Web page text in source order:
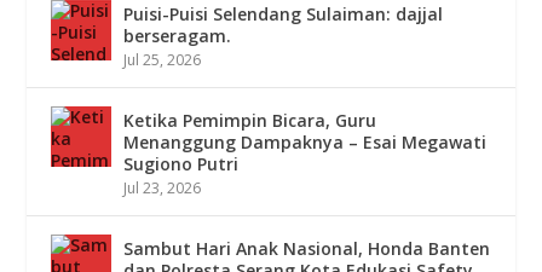
Puisi-Puisi Selendang Sulaiman: dajjal
berseragam.
Jul 25, 2026
Ketika Pemimpin Bicara, Guru
Menanggung Dampaknya – Esai Megawati
Sugiono Putri
Jul 23, 2026
Sambut Hari Anak Nasional, Honda Banten